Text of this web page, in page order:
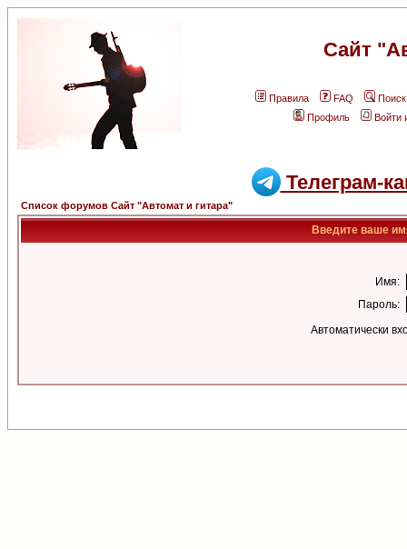
Сайт
Правила FAQ
Поиск
Профиль
Войти
Телеграм-
Список форумов Сайт "Автомат и гитара"
Введите ваше
Имя:
Пароль:
Автоматически